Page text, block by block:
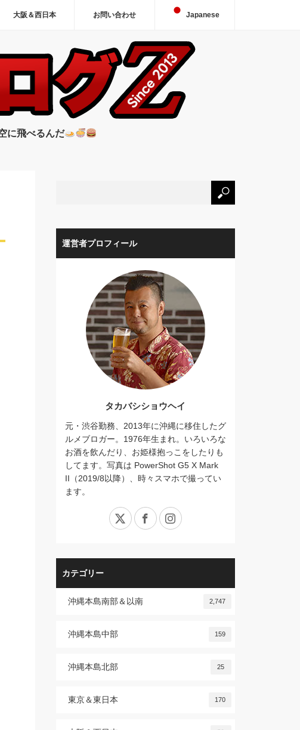
大阪＆西日本 お問い合わせ Japanese
に飛べるんだ
運営者プロフィール
タカバシショウヘイ
元・渋谷勤務、2013年に沖縄に移住したグ
ルメブロガー。1976年生まれ。いろいろな
お酒を飲んだり、お姫様抱っこをしたりも
してます。写真は PowerShot G5 X Mark
II（2019/8以降）、時々スマホで撮ってい
ます。
X FacebookInstagram
カテゴリー
沖縄本島南部＆以南 2,747
沖縄本島中部 159
沖縄本島北部 25
東京＆東日本 170